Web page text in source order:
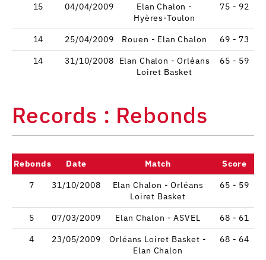
15
04/04/2009
Elan Chalon -
Hyères-Toulon
75 - 92
14 25/04/2009 Rouen - Elan Chalon
69 - 73
14
31/10/2008
Elan Chalon - Orléans
Loiret Basket
65 - 59
Records : Rebonds
Rebonds Date Match
Score
7
31/10/2008
Elan Chalon - Orléans
Loiret Basket
65 - 59
5 07/03/2009 Elan Chalon - ASVEL
68 - 61
4
23/05/2009
Orléans Loiret Basket -
Elan Chalon
68 - 64